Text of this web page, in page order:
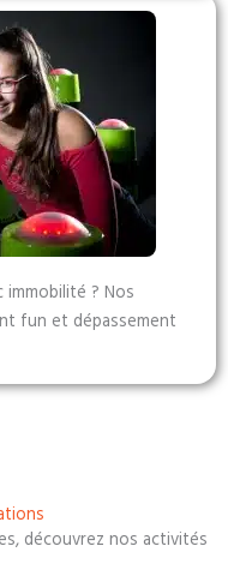
? Nos
fun et dépassement
découvrez nos activités